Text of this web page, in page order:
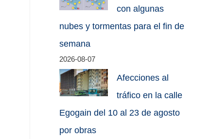
con algunas
nubes y tormentas para el fin de
semana
2026-08-07
Afecciones al
tráfico en la calle
Egogain del 10 al 23 de agosto
por obras